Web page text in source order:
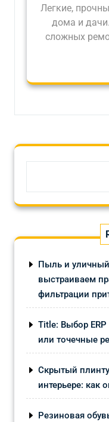
Легкие,
дома и
сложных
Пыль и
выстраиваем
фильтрации
Title: Выбор
или точечные
Скрытый
интерьере: как
Резиновая